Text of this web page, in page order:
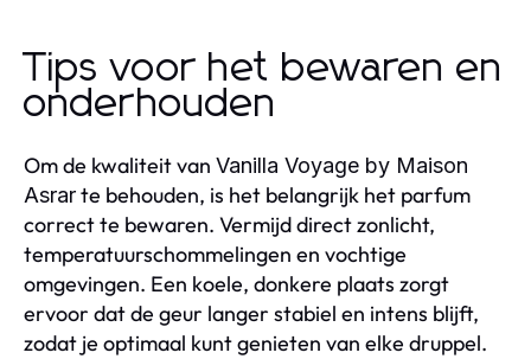
Tips voor het bewaren en
onderhouden
Om de kwaliteit van Vanilla Voyage by Maison
Asrarte behouden, is het belangrijk het parfum
correct te bewaren. Vermijd direct zonlicht,
temperatuurschommelingen en vochtige
omgevingen. Een koele, donkere plaats zorgt
ervoor dat de geur langer stabiel en intens blijft,
zodat je optimaal kunt genieten van elke druppel.